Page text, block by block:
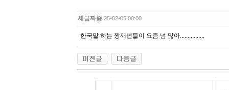
세금짜증 25-02-05 00:00
한국말 하는 짱깨년들이 요즘 넘 많아................